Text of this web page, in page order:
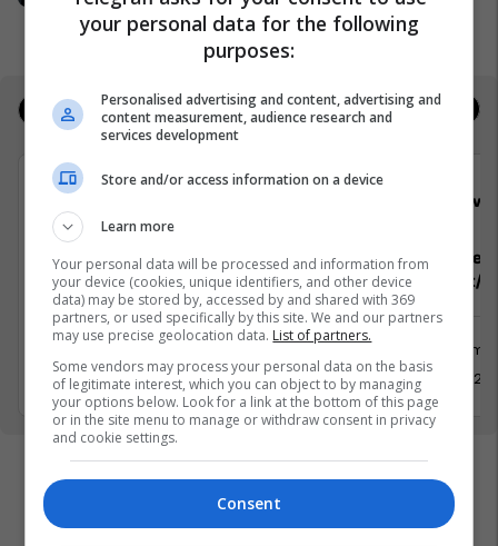
Interia
Jobs Real Estate
Inkasant me kontratë & Inkasant
Sezonal
30 Prill 2026
Sektorist/e
30 Maj
your personal data for the following
purposes:
Personalised advertising and content, advertising and
content measurement, audience research and
services development
Store and/or access information on a device
Learn more
Your personal data will be processed and information from
your device (cookies, unique identifiers, and other device
data) may be stored by, accessed by and shared with 369
partners, or used specifically by this site. We and our partners
may use precise geolocation data. List of partners.
Some vendors may process your personal data on the basis
of legitimate interest, which you can object to by managing
your options below. Look for a link at the bottom of this page
or in the site menu to manage or withdraw consent in privacy
and cookie settings.
Consent